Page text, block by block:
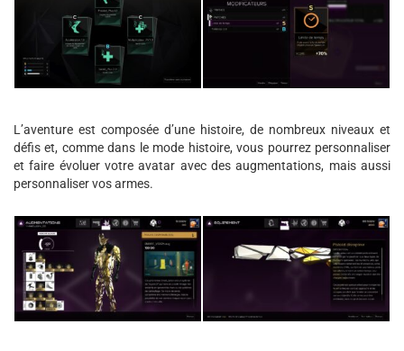
L’aventure est composée d’une histoire, de nombreux niveaux et
défis et, comme dans le mode histoire, vous pourrez personnaliser
et faire évoluer votre avatar avec des augmentations, mais aussi
personnaliser vos armes.